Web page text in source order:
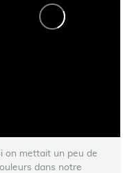
on mettait un peu de
dans notre